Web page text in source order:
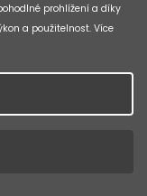
prohlížení a díky
a použitelnost. Více
s nízkým